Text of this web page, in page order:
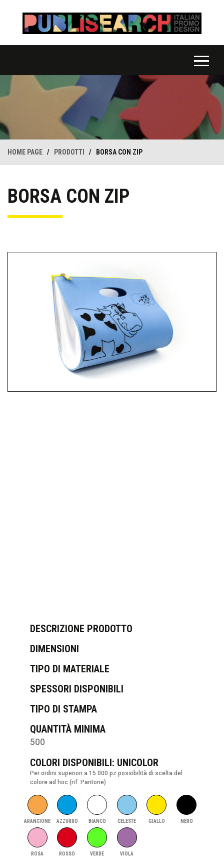
HOME PAGE / PRODOTTI / BORSA CON ZIP
BORSA CON ZIP
DESCRIZIONE PRODOTTO
DIMENSIONI
TIPO DI MATERIALE
SPESSORI DISPONIBILI
TIPO DI STAMPA
QUANTITÀ MINIMA
500
COLORI DISPONIBILI: UNICOLOR
Per ordini superiori a 15.000 pz possibilità di scelta del
colore ad hoc (rif. Pantone)
ARANCIONE AZZURRO BIANCO CELESTE GIALLO NERO
ROSA ROSSO VERDE VIOLA